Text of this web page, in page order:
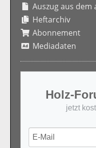
Auszug aus
Heftarchiv
Abonnement
Mediadaten
Holz-
jetzt